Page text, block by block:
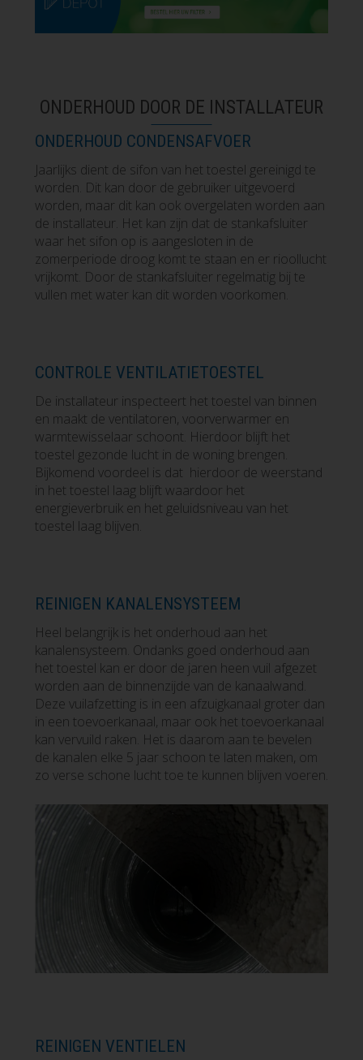
ONDERHOUD DOOR DE INSTALLATEUR
ONDERHOUD CONDENSAFVOER
Jaarlijks dient de sifon van het toestel gereinigd te
worden. Dit kan door de gebruiker uitgevoerd
worden, maar dit kan ook overgelaten worden aan
de installateur. Het kan zijn dat de stankafsluiter
waar het sifon op is aangesloten in de
zomerperiode droog komt te staan en er rioollucht
vrijkomt. Door de stankafsluiter regelmatig bij te
vullen met water kan dit worden voorkomen.
CONTROLE VENTILATIETOESTEL
De installateur inspecteert het toestel van binnen
en maakt de ventilatoren, voorverwarmer en
warmtewisselaar schoont. Hierdoor blijft het
toestel gezonde lucht in de woning brengen.
Bijkomend voordeel is dat hierdoor de weerstand
in het toestel laag blijft waardoor het
energieverbruik en het geluidsniveau van het
toestel laag blijven.
REINIGEN KANALENSYSTEEM
Heel belangrijk is het onderhoud aan het
kanalensysteem. Ondanks goed onderhoud aan
het toestel kan er door de jaren heen vuil afgezet
worden aan de binnenzijde van de kanaalwand.
Deze vuilafzetting is in een afzuigkanaal groter dan
in een toevoerkanaal, maar ook het toevoerkanaal
kan vervuild raken. Het is daarom aan te bevelen
de kanalen elke 5 jaar schoon te laten maken, om
zo verse schone lucht toe te kunnen blijven voeren.
REINIGEN VENTIELEN